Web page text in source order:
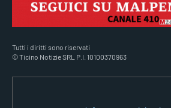
Tutti i diritti sono riservati
© Ticino Notizie SRL P.I. 10100370963